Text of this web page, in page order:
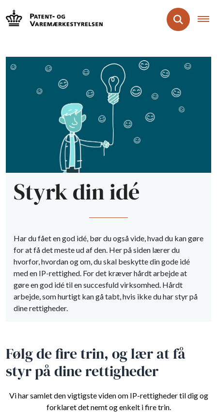
Styrk din idé
Har du fået en god idé, bør du også vide, hvad du kan gøre
for at få det meste ud af den. Her på siden lærer du
hvorfor, hvordan og om, du skal beskytte din gode idé
med en IP-rettighed. For det kræver hårdt arbejde at
gøre en god idé til en succesfuld virksomhed. Hårdt
arbejde, som hurtigt kan gå tabt, hvis ikke du har styr på
dine rettigheder.
Følg de fire trin, og lær at få
styr på dine rettigheder
Vi har samlet den vigtigste viden om IP-rettigheder til dig og
forklaret det nemt og enkelt i fire trin.